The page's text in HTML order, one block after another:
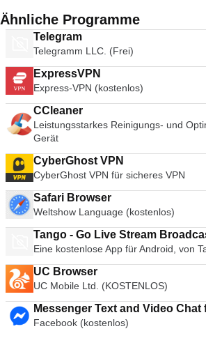
Ähnliche Programme
Telegram
Telegramm LLC. (Frei)
ExpressVPN
Express-VPN (kostenlos)
CCleaner
Leistungsstarkes Reinigungs- und
Gerät
CyberGhost VPN
CyberGhost VPN für sicheres VPN
Safari Browser
Weltshow Language (kostenlos)
Tango - Go
Eine kostenlose App für Android, von
UC Browser
UC Mobile Ltd. (KOSTENLOS)
Messenger Text and Video
Facebook (kostenlos)